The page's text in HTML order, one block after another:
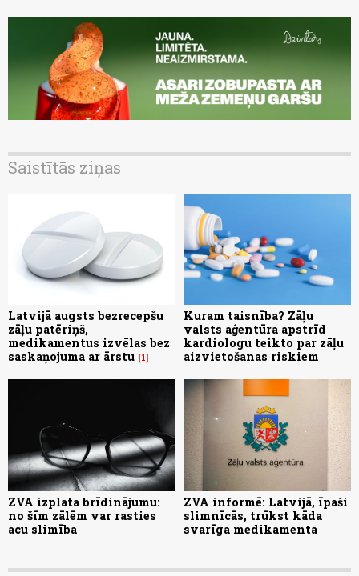
Saistītās ziņas
Latvijā augsts bezrecepšu
zāļu patēriņš,
medikamentus izvēlas bez
saskaņojuma ar ārstu 1
Kuram taisnība? Zāļu
valsts aģentūra apstrīd
kardiologu teikto par zāļu
aizvietošanas riskiem
ZVA izplata brīdinājumu:
no šīm zālēm var rasties
acu slimība
ZVA informē: Latvijā, īpaši
slimnīcās, trūkst kāda
svarīga medikamenta